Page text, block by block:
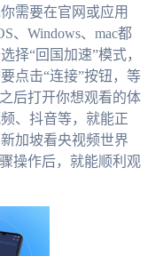
需要在官网或应用
、Windows、mac都
择“回国加速”模式，
点击“连接”按钮，等
后打开你想观看的体
、抖音等，就能正
加坡看央视频世界
操作后，就能顺利观